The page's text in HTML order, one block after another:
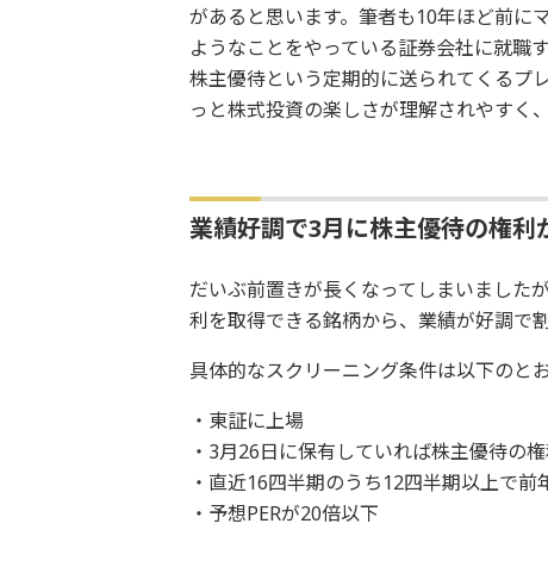
があると思います。筆者も10年ほど前に
ようなことをやっている証券会社に就職
株主優待という定期的に送られてくるプ
っと株式投資の楽しさが理解されやすく
業績好調で3月に株主優待の権利
だいぶ前置きが長くなってしまいました
利を取得できる銘柄から、業績が好調で
具体的なスクリーニング条件は以下のとお
・東証に上場
・3月26日に保有していれば株主優待の
・直近16四半期のうち12四半期以上で
・予想PERが20倍以下